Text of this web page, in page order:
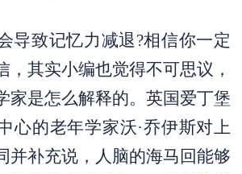
导致记忆力减退?相信你一定
，其实小编也觉得不可思议，
家是怎么解释的。英国爱丁堡
心的老年学家沃·乔伊斯对上
并补充说，人脑的海马回能够